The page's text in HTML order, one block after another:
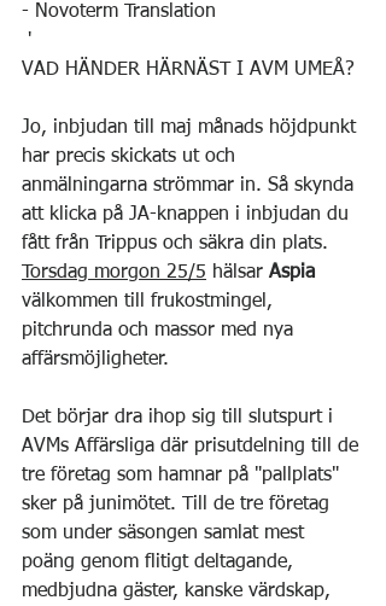
- Novoterm Translation
'
VAD HÄNDER HÄRNÄST I AVM UMEÅ?
Jo, inbjudan till maj månads höjdpunkt
har precis skickats ut och
anmälningarna strömmar in. Så skynda
att klicka på JA-knappen i inbjudan du
fått från Trippus och säkra din plats.
Torsdag morgon 25/5 hälsar Aspia
välkommen till frukostmingel,
pitchrunda och massor med nya
affärsmöjligheter.
Det börjar dra ihop sig till slutspurt i
AVMs Affärsliga där prisutdelning till de
tre företag som hamnar på "pallplats"
sker på junimötet. Till de tre företag
som under säsongen samlat mest
poäng genom flitigt deltagande,
medbjudna gäster, kanske värdskap,